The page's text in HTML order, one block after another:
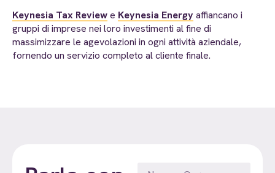
Keynesia Tax Reviewe Keynesia Energyaffiancano i
gruppi di imprese nei loro investimenti al fine di
massimizzare le agevolazioni in ogni attività aziendale,
fornendo un servizio completo al cliente finale.